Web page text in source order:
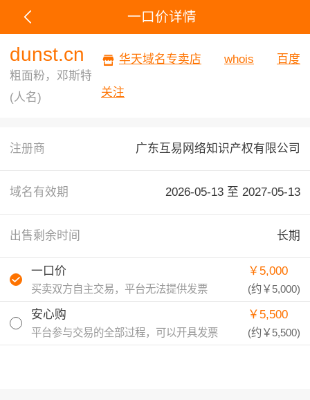
一口价详情
dunst.cn
粗面粉，邓斯特
(人名)
华天域名专卖店 whois 百度
关注
注册商 广东互易网络知识产权有限公司
域名有效期 2026-05-13 至 2027-05-13
出售剩余时间 长期
一口价
买卖双方自主交易，平台无法提供发票
￥5,000
(约￥5,000)
安心购
平台参与交易的全部过程，可以开具发票
￥5,500
(约￥5,500)